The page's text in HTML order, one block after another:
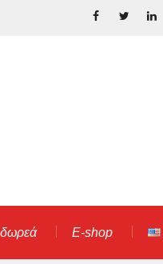
δωρεά E-shop